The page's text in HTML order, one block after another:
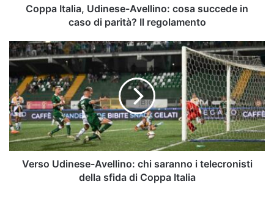
parità?Coppa Italia, Udinese-Avellino: cosa succede in
caso di parità? Il regolamento
Verso
Udinese-
Avellino:
chi
saranno
i
telecronisti
della
sfida
Verso Udinese-Avellino: chi saranno i telecronisti
della sfida di Coppa Italia